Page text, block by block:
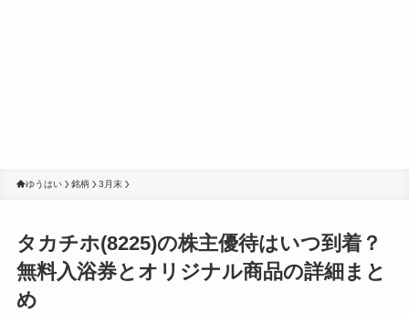
ゆうはい 銘柄 3月末
タカチホ(8225)の株主優待はいつ到着？
無料入浴券とオリジナル商品の詳細まと
め